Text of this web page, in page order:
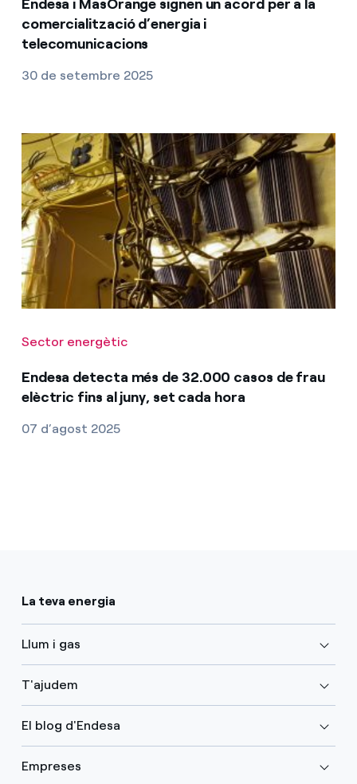
Endesa i MasOrange signen un acord per a la
comercialització d’energia i
telecomunicacions
30 de setembre 2025
Sector energètic
Endesa detecta més de 32.000 casos de frau
elèctric fins al juny, set cada hora
07 d’agost 2025
La teva energia
Llum i gas
T'ajudem
El blog d'Endesa
Empreses